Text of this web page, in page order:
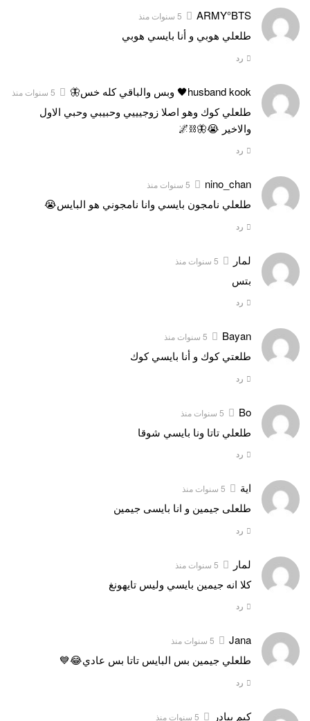
ARMY°BTS 5 سنوات منذ
طلعلي هوبي و أنا بايسي هوبي
رد
husband kook🖤 وبس والباقي كله خس🦋 5 سنوات منذ
طلعلي كوك وهو اصلا زوجيييي وحبيبي وحبي الاول
والاخير 😭🦋⛓🌌
رد
nino_chan 5 سنوات منذ
طلعلي نامجون بايسي وانا نامجوني هو البايس😭
رد
لمار 5 سنوات منذ
بتس
رد
Bayan 5 سنوات منذ
طلعتي كوك و أنا بايسي كوك
رد
Bo 5 سنوات منذ
طلعلي تاتا ونا بايسي شوقا
رد
اية 5 سنوات منذ
طلعلى جيمين و انا بايسى جيمين
رد
لمار 5 سنوات منذ
كلا انه جيمين بايسي وليس تايهونغ
رد
Jana 5 سنوات منذ
طلعلي جيمين بس البايس تاتا بس عادي😂💙
رد
كيم بيادر 5 سنوات منذ